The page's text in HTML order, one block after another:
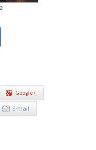
Google+
E-mail